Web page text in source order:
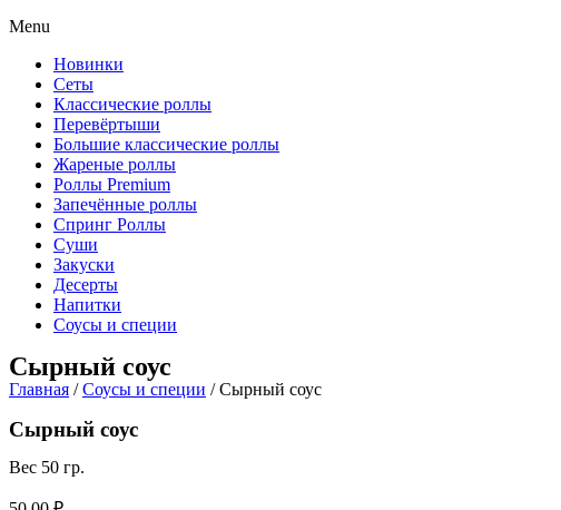
Menu
Новинки
Сеты
Классические роллы
Перевёртыши
Большие классические роллы
Жареные роллы
Роллы Premium
Запечённые роллы
Спринг Роллы
Суши
Закуски
Десерты
Напитки
Соусы и специи
Сырный соус
Главная /Соусы и специи / Сырный соус
Сырный соус
Вес 50 гр.